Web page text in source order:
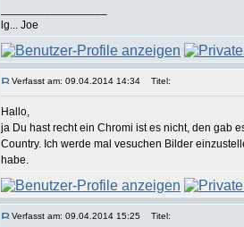
lg... Joe
Verfasst am: 09.04.2014 14:34 Titel:
Hallo,
ja Du hast recht ein Chromi ist es nicht, den gab
Country. Ich werde mal vesuchen Bilder
habe.
Verfasst am: 09.04.2014 15:25 Titel: